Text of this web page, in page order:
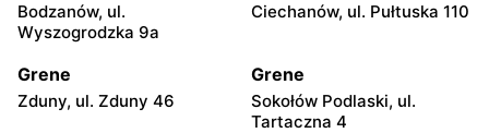
Bodzanów, ul.
Wyszogrodzka 9a
Ciechanów, ul. Pułtuska 110
Grene
Zduny, ul. Zduny 46
Grene
Sokołów Podlaski, ul.
Tartaczna 4